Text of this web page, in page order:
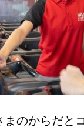
のからだと